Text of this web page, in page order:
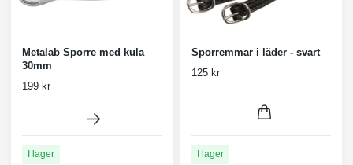
Metalab Sporre med kula
30mm
199 kr
I lager
Sporremmar i läder - svart
125 kr
I lager